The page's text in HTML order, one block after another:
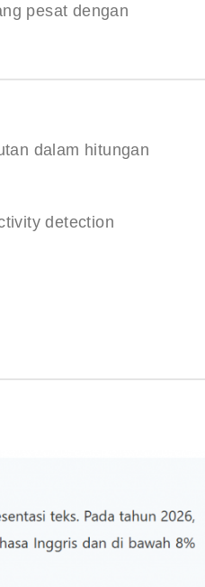
pesat dengan
dalam hitungan
detection